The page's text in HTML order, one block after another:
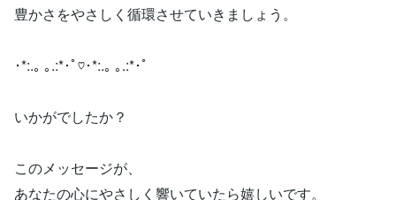
豊かさをやさしく循環させていきましょう。
･*:.｡ ｡.:*･ﾟ♡･*:.｡ ｡.:*･ﾟ
いかがでしたか？
このメッセージが、
あなたの心にやさしく響いていたら嬉しいです。